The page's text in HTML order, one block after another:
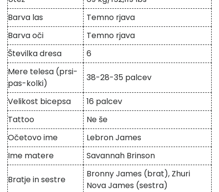
Barva las
Temno rjava
Barva oči
Temno rjava
Številka dresa
6
Mere telesa (prsi-
pas-kolki)
38-28-35 palcev
Velikost bicepsa
16 palcev
Tattoo
Ne še
Očetovo ime
Lebron James
Ime matere
Savannah Brinson
Bratje in sestre
Bronny James (brat), Zhuri
Nova James (sestra)